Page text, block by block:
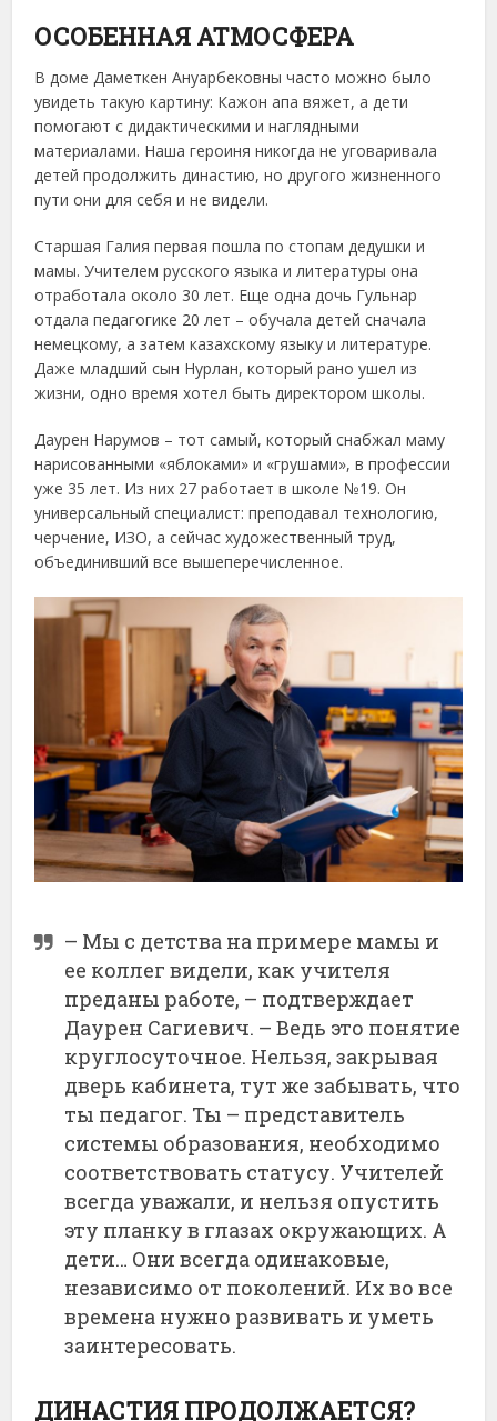
ОСОБЕННАЯ АТМОСФЕРА
В доме Даметкен Ануарбековны часто можно было
увидеть такую картину: Кажон апа вяжет, а дети
помогают с дидактическими и наглядными
материалами. Наша героиня никогда не уговаривала
детей продолжить династию, но другого жизненного
пути они для себя и не видели.
Старшая Галия первая пошла по стопам дедушки и
мамы. Учителем русского языка и литературы она
отработала около 30 лет. Еще одна дочь Гульнар
отдала педагогике 20 лет – обучала детей сначала
немецкому, а затем казахскому языку и литературе.
Даже младший сын Нурлан, который рано ушел из
жизни, одно время хотел быть директором школы.
Даурен Нарумов – тот самый, который снабжал маму
нарисованными «яблоками» и «грушами», в профессии
уже 35 лет. Из них 27 работает в школе №19. Он
универсальный специалист: преподавал технологию,
черчение, ИЗО, а сейчас художественный труд,
объединивший все вышеперечисленное.
– Мы с детства на примере мамы и
ее коллег видели, как учителя
преданы работе, – подтверждает
Даурен Сагиевич. – Ведь это понятие
круглосуточное. Нельзя, закрывая
дверь кабинета, тут же забывать, что
ты педагог. Ты – представитель
системы образования, необходимо
соответствовать статусу. Учителей
всегда уважали, и нельзя опустить
эту планку в глазах окружающих. А
дети… Они всегда одинаковые,
независимо от поколений. Их во все
времена нужно развивать и уметь
заинтересовать.
ДИНАСТИЯ ПРОДОЛЖАЕТСЯ?